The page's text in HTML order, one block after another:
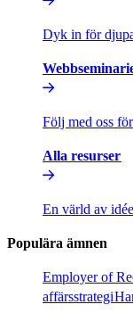
Dyk in för
Följ med oss
Alla resurser​​
En värld av
Populära ämnen​​
Employer of
affärsstrategi​​